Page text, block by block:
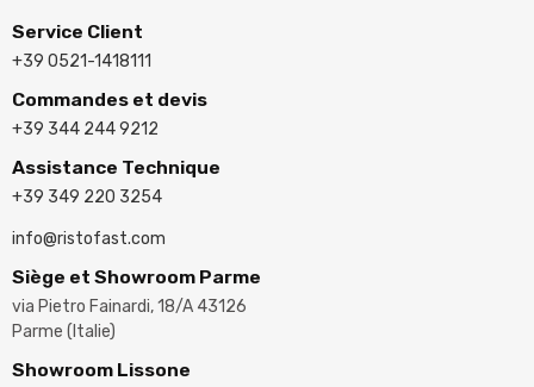
Service Client
+39 0521-1418111
Commandes et devis
+39 344 244 9212
Assistance Technique
+39 349 220 3254
info@ristofast.com
Siège et Showroom Parme
via Pietro Fainardi, 18/A 43126
Parme (Italie)
Showroom Lissone